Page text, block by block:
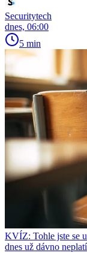
Securitytech
dnes, 06:00
5 min
KVÍZ: Tohle jste se
dnes už dávno